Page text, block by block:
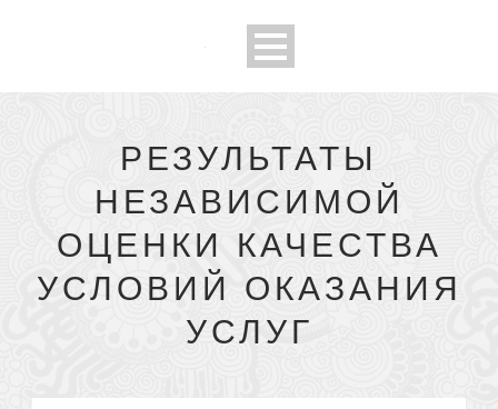
РЕЗУЛЬТАТЫ
НЕЗАВИСИМОЙ
ОЦЕНКИ КАЧЕСТВА
УСЛОВИЙ ОКАЗАНИЯ
УСЛУГ